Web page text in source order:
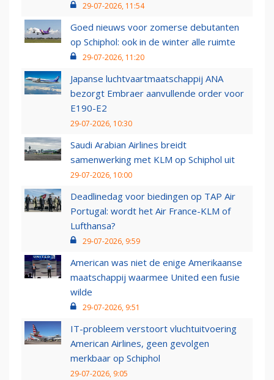
29-07-2026, 11:54
Goed nieuws voor zomerse debutanten
op Schiphol: ook in de winter alle ruimte
29-07-2026, 11:20
Japanse luchtvaartmaatschappij ANA
bezorgt Embraer aanvullende order voor
E190-E2
29-07-2026, 10:30
Saudi Arabian Airlines breidt
samenwerking met KLM op Schiphol uit
29-07-2026, 10:00
Deadlinedag voor biedingen op TAP Air
Portugal: wordt het Air France-KLM of
Lufthansa?
29-07-2026, 9:59
American was niet de enige Amerikaanse
maatschappij waarmee United een fusie
wilde
29-07-2026, 9:51
IT-probleem verstoort vluchtuitvoering
American Airlines, geen gevolgen
merkbaar op Schiphol
29-07-2026, 9:05